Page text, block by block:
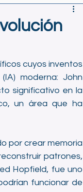
cuyos inventos
moderna: John
significativo en la
un área que ha
por crear memoria
patrones,
Hopfield, fue uno
funcionar de